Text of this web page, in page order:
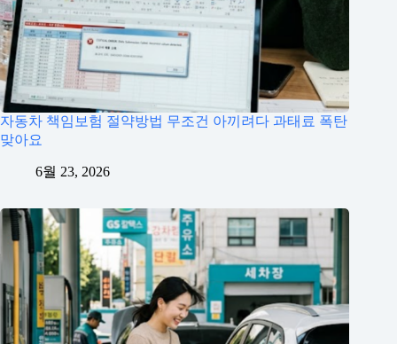
자동차 책임보험 절약방법 무조건 아끼려다 과태료 폭탄
맞아요
6월 23, 2026